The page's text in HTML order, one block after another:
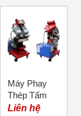
Máy Phay
Thép Tấm
Tự Động
Liên hệ